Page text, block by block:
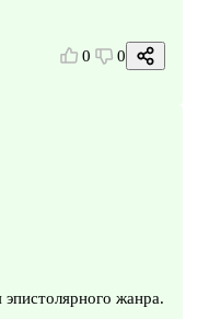
0 0
жанра.